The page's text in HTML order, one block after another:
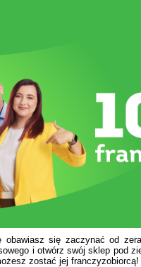
obawiasz się zaczynać od
i otwórz swój sklep pod
zostać jej franczyzobiorcą!